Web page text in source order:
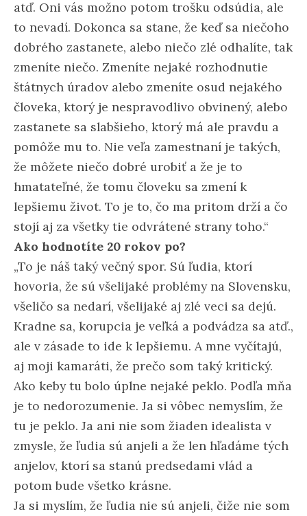
atď. Oni vás možno potom trošku odsúdia, ale
to nevadí. Dokonca sa stane, že keď sa niečoho
dobrého zastanete, alebo niečo zlé odhalíte, tak
zmeníte niečo. Zmeníte nejaké rozhodnutie
štátnych úradov alebo zmeníte osud nejakého
človeka, ktorý je nespravodlivo obvinený, alebo
zastanete sa slabšieho, ktorý má ale pravdu a
pomôže mu to. Nie veľa zamestnaní je takých,
že môžete niečo dobré urobiť a že je to
hmatateľné, že tomu človeku sa zmení k
lepšiemu život. To je to, čo ma pritom drží a čo
stojí aj za všetky tie odvrátené strany toho.“
Ako hodnotíte 20 rokov po?
„To je náš taký večný spor. Sú ľudia, ktorí
hovoria, že sú všelijaké problémy na Slovensku,
všeličo sa nedarí, všelijaké aj zlé veci sa dejú.
Kradne sa, korupcia je veľká a podvádza sa atď.,
ale v zásade to ide k lepšiemu. A mne vyčítajú,
aj moji kamaráti, že prečo som taký kritický.
Ako keby tu bolo úplne nejaké peklo. Podľa mňa
je to nedorozumenie. Ja si vôbec nemyslím, že
tu je peklo. Ja ani nie som žiaden idealista v
zmysle, že ľudia sú anjeli a že len hľadáme tých
anjelov, ktorí sa stanú predsedami vlád a
potom bude všetko krásne.
Ja si myslím, že ľudia nie sú anjeli, čiže nie som